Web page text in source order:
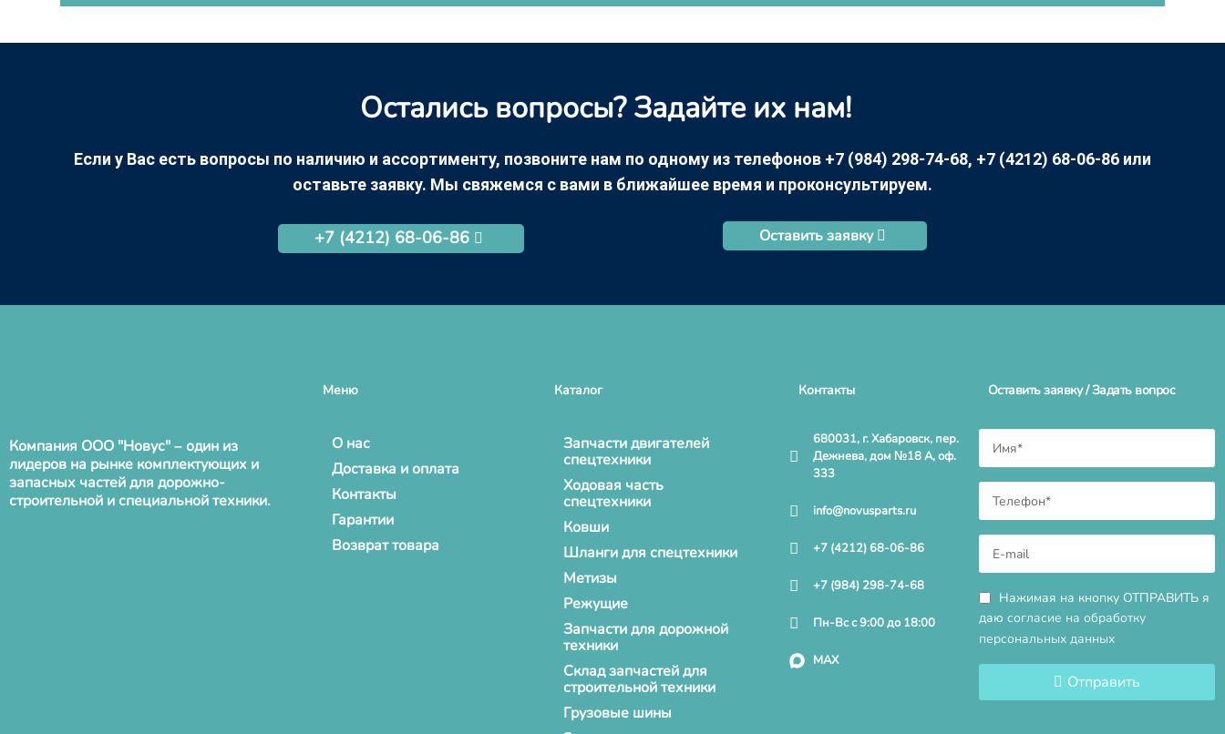
Остались вопросы? Задайте их нам!
Если у Вас есть вопросы по наличию и ассортименту, позвоните нам по одному из телефонов +7 (984) 298-74-68, +7 (4212) 68-06-86 или
оставьте заявку. Мы свяжемся с вами в ближайшее время и проконсультируем.
+7 (4212) 68-06-86 Оставить заявку
Компания ООО "Новус" – один из
лидеров на рынке комплектующих и
запасных частей для дорожно-
строительной и специальной техники.
Меню
О нас
Доставка и оплата
Контакты
Гарантии
Возврат товара
Каталог
Запчасти двигателей
спецтехники
Ходовая часть
спецтехники
Ковши
Шланги для спецтехники
Метизы
Режущие
Запчасти для дорожной
техники
Склад запчастей для
строительной техники
Грузовые шины
Контакты
680031, г. Хабаровск, пер.
Дежнева, дом №18 А, оф.
333
info@novusparts.ru
+7 (4212) 68-06-86
+7 (984) 298-74-68
Пн-Вс с 9:00 до 18:00
MAX
Оставить заявку / Задать вопрос
Нажимая на кнопку ОТПРАВИТЬ я
даю согласие на обработку
персональных данных
Отправить